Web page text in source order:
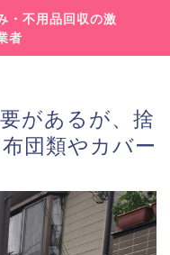
・不用品回収の激
者
があるが、捨
団類やカバー